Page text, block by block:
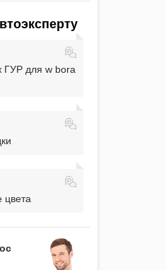
ГУР для w bora
цвета